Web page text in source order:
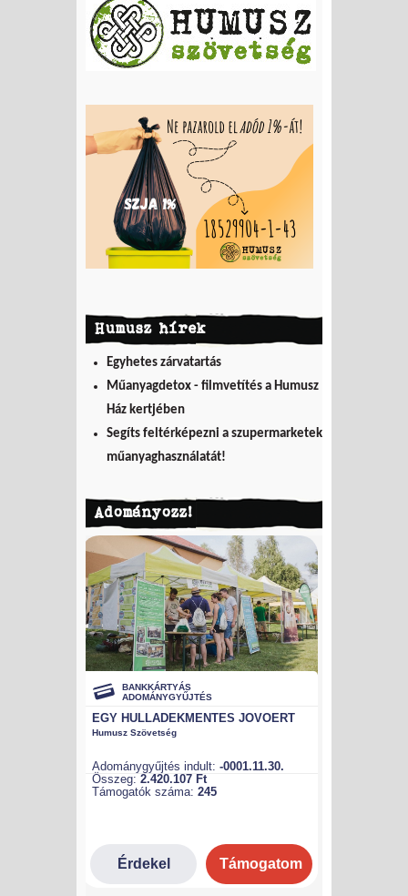
Humusz hírek
Egyhetes zárvatartás
Műanyagdetox - filmvetítés a Humusz
Ház kertjében
Segíts feltérképezni a szupermarketek
műanyaghasználatát!
Adományozz!